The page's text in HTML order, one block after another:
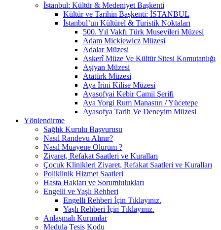
İstanbul: Kültür & Medeniyet Başkenti
Kültür ve Tarihin Başkenti: İSTANBUL
İstanbul’un Kültürel & Turistik Noktaları
500. Yıl Vakfı Türk Musevileri Müzesi
Adam Mickiewicz Müzesi
Adalar Müzesi
Askerî Müze Ve Kültür Sitesi Komutanlığı
Aşiyan Müzesi
Atatürk Müzesi
Aya İrini Kilise Müzesi
Ayasofyai Kebir Camii Şerifi
Aya Yorgi Rum Manastırı / Yücetepe
Ayasofya Tarih Ve Deneyim Müzesi
Yönlendirme
Sağlık Kurulu Başvurusu
Nasıl Randevu Alınır?
Nasıl Muayene Olurum ?
Ziyaret, Refakat Saatleri ve Kuralları
Çocuk Klinikleri Ziyaret, Refakat Saatleri ve Kuralları
Poliklinik Hizmet Saatleri
Hasta Hakları ve Sorumlulukları
Engelli ve Yaşlı Rehberi
Engelli Rehberi İçin Tıklayınız.
Yaşlı Rehberi İçin Tıklayınız.
Anlaşmalı Kurumlar
Medula Tesis Kodu